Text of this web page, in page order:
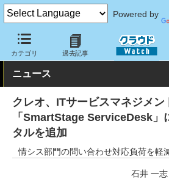
Powered by
カテゴリ 過去記事
クラウド Watch サービス・ソフト サ
ニュース
クレオ、ITサービスマネジメン
「SmartStage ServiceDesk」
タルを追加
情シス部門の問い合わせ対応負荷を軽
石井 一志